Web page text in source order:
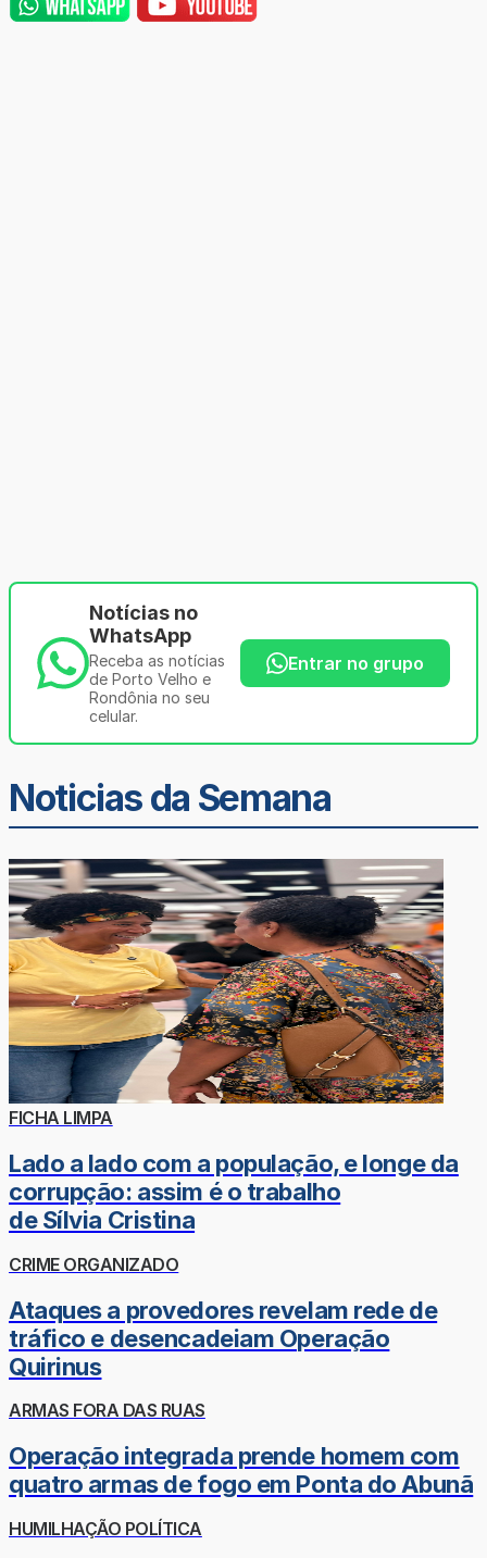
Notícias no
WhatsApp
Receba as notícias
de Porto Velho e
Rondônia no seu
celular.
Entrar no grupo
Noticias da Semana
FICHA LIMPA
Lado a lado com a população, e longe da
corrupção: assim é o trabalho
de Sílvia Cristina
CRIME ORGANIZADO
Ataques a provedores revelam rede de
tráfico e desencadeiam Operação
Quirinus
ARMAS FORA DAS RUAS
Operação integrada prende homem com
quatro armas de fogo em Ponta do Abunã
HUMILHAÇÃO POLÍTICA